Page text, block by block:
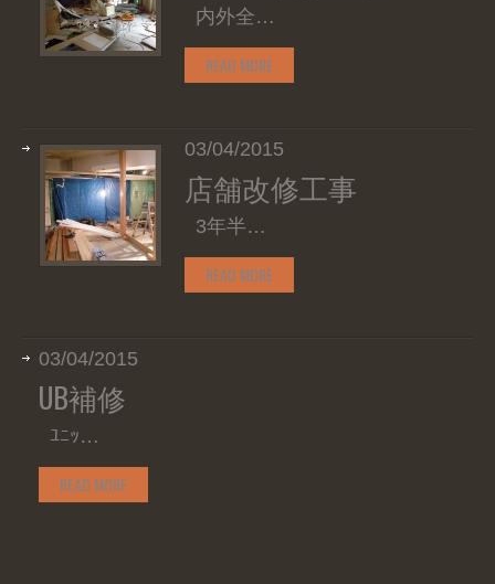
内外全…
READ MORE
03/04/2015
店舗改修工事
3年半…
READ MORE
03/04/2015
UB補修
ﾕﾆｯ…
READ MORE